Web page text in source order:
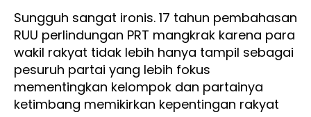
Sungguh sangat ironis. 17 tahun pembahasan
RUU perlindungan PRT mangkrak karena para
wakil rakyat tidak lebih hanya tampil sebagai
pesuruh partai yang lebih fokus
mementingkan kelompok dan partainya
ketimbang memikirkan kepentingan rakyat